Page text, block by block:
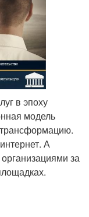
в эпоху
модель
А
за